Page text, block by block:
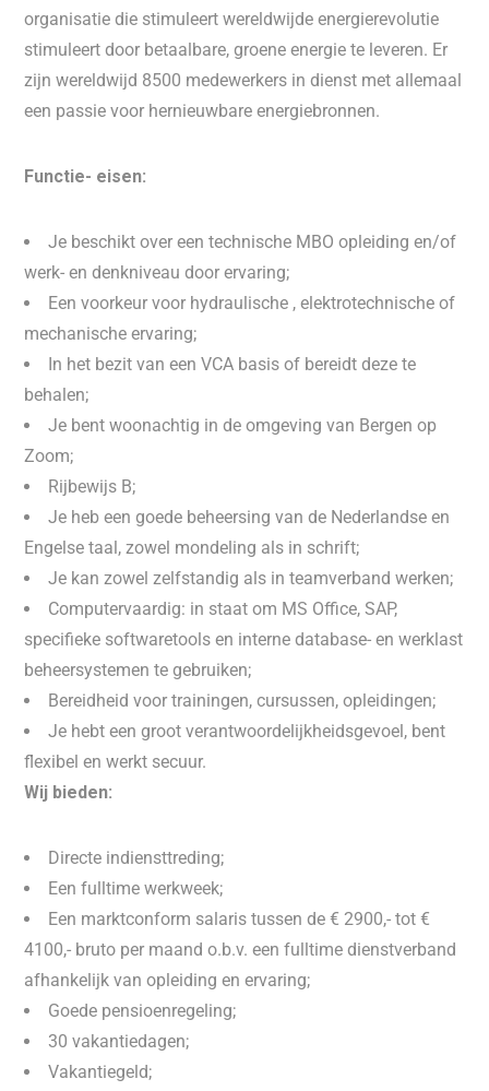
organisatie die stimuleert wereldwijde energierevolutie
stimuleert door betaalbare, groene energie te leveren. Er
zijn wereldwijd 8500 medewerkers in dienst met allemaal
een passie voor hernieuwbare energiebronnen.
Functie- eisen:
Je beschikt over een technische MBO opleiding en/of
werk- en denkniveau door ervaring;
Een voorkeur voor hydraulische , elektrotechnische of
mechanische ervaring;
In het bezit van een VCA basis of bereidt deze te
behalen;
Je bent woonachtig in de omgeving van Bergen op
Zoom;
Rijbewijs B;
Je heb een goede beheersing van de Nederlandse en
Engelse taal, zowel mondeling als in schrift;
Je kan zowel zelfstandig als in teamverband werken;
Computervaardig: in staat om MS Office, SAP,
specifieke softwaretools en interne database- en werklast
beheersystemen te gebruiken;
Bereidheid voor trainingen, cursussen, opleidingen;
Je hebt een groot verantwoordelijkheidsgevoel, bent
flexibel en werkt secuur.
Wij bieden:
Directe indiensttreding;
Een fulltime werkweek;
Een marktconform salaris tussen de € 2900,- tot €
4100,- bruto per maand o.b.v. een fulltime dienstverband
afhankelijk van opleiding en ervaring;
Goede pensioenregeling;
30 vakantiedagen;
Vakantiegeld;